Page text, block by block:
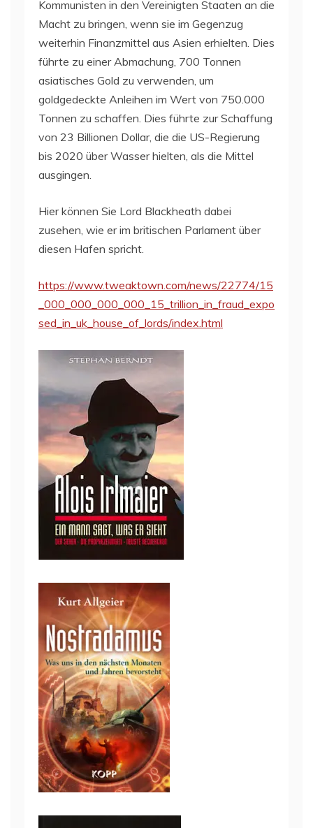
Kommunisten in den Vereinigten Staaten an die
Macht zu bringen, wenn sie im Gegenzug
weiterhin Finanzmittel aus Asien erhielten. Dies
führte zu einer Abmachung, 700 Tonnen
asiatisches Gold zu verwenden, um
goldgedeckte Anleihen im Wert von 750.000
Tonnen zu schaffen. Dies führte zur Schaffung
von 23 Billionen Dollar, die die US-Regierung
bis 2020 über Wasser hielten, als die Mittel
ausgingen.
Hier können Sie Lord Blackheath dabei
zusehen, wie er im britischen Parlament über
diesen Hafen spricht.
https://www.tweaktown.com/news/22774/15
_000_000_000_000_15_trillion_in_fraud_expo
sed_in_uk_house_of_lords/index.html